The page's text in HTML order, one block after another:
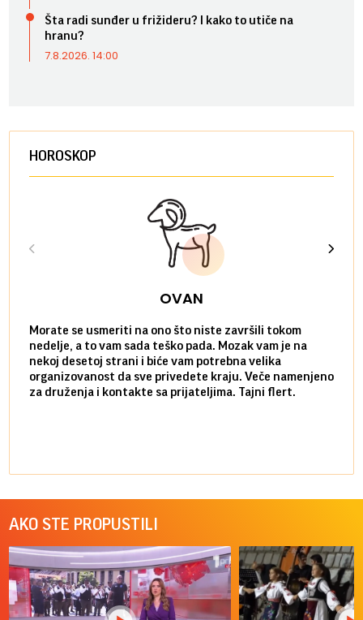
Šta radi sunđer u frižideru? I kako to utiče na
hranu?
7.8.2026. 14:00
HOROSKOP
OVAN
Morate se usmeriti na ono što niste završili tokom
nedelje, a to vam sada teško pada. Mozak vam je na
nekoj desetoj strani i biće vam potrebna velika
organizovanost da sve privedete kraju. Veče namenjeno
za druženja i kontakte sa prijateljima. Tajni flert.
AKO STE PROPUSTILI